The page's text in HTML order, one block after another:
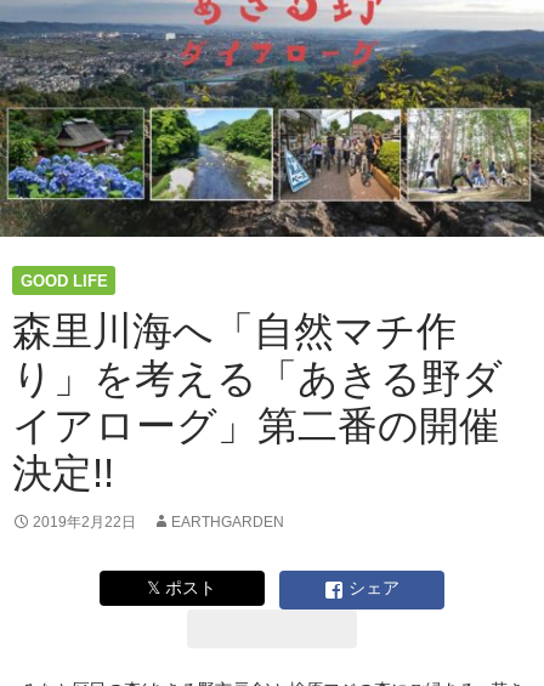
い!
そ
し
て
驚
い
た!!
あ
き
る
秋
ク
リ
ー
ン
川
GOOD LIFE
森里川海へ「自然マチ作
り」を考える「あきる野ダ
イアローグ」第二番の開催
決定!!
2019年2月22日 EARTHGARDEN
𝕏 ポスト シェア